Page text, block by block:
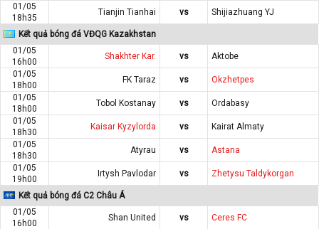
01/05
18h35
Tianjin Tianhai vs Shijiazhuang YJ
Kết quả bóng đá VĐQG Kazakhstan
01/05
16h00
Shakhter Kar. vs
Aktobe
01/05
18h00
FK Taraz vs
Okzhetpes
01/05
18h00
Tobol Kostanay vs
Ordabasy
01/05
18h30
Kaisar Kyzylorda vs
Kairat Almaty
01/05
18h30
Atyrau vs
Astana
01/05
19h00
Irtysh Pavlodar vs Zhetysu Taldykorgan
Kết quả bóng đá C2 Châu Á
01/05
16h00
Shan United vs
Ceres FC